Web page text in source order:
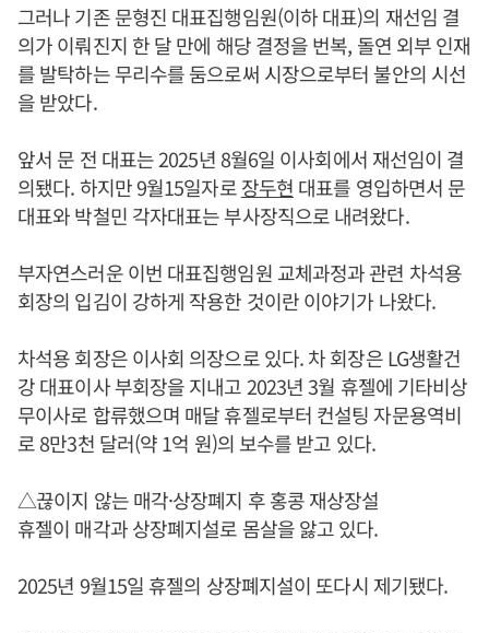
그러나 기존 문형진 대표집행임원(이하 대표)의 재선임 결
의가 이뤄진지 한 달 만에 해당 결정을 번복, 돌연 외부 인재
를 발탁하는 무리수를 둠으로써 시장으로부터 불안의 시선
을 받았다.
앞서 문 전 대표는 2025년 8월6일 이사회에서 재선임이 결
의됐다. 하지만 9월15일자로장두현 대표를 영입하면서 문
대표와 박철민 각자대표는 부사장직으로 내려왔다.
부자연스러운 이번 대표집행임원 교체과정과 관련 차석용
회장의 입김이 강하게 작용한 것이란 이야기가 나왔다.
차석용 회장은 이사회 의장으로 있다. 차 회장은 LG생활건
강 대표이사 부회장을 지내고 2023년 3월 휴젤에 기타비상
무이사로 합류했으며 매달 휴젤로부터 컨설팅 자문용역비
로 8만3천 달러(약 1억 원)의 보수를 받고 있다.
△끊이지 않는 매각·상장폐지 후 홍콩 재상장설
휴젤이 매각과 상장폐지설로 몸살을 앓고 있다.
2025년 9월15일 휴젤의 상장폐지설이 또다시 제기됐다.